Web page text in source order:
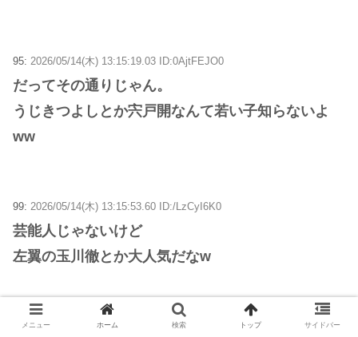
95: 2026/05/14(木) 13:15:19.03 ID:0AjtFEJO0
だってその通りじゃん。
うじきつよしとか宍戸開なんて若い子知らないよ
ww
99: 2026/05/14(木) 13:15:53.60 ID:/LzCyI6K0
芸能人じゃないけど
左翼の玉川徹とか大人気だなw
メニュー ホーム 検索 トップ サイドバー